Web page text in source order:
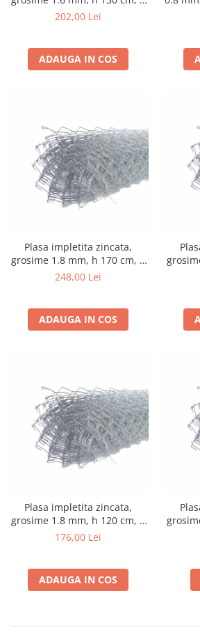
Telemetru
Nivela laser
Freze electrice
Mașini electrice de șlefuit / polișat
Mixer electric
Polizor de banc
Masini de gaurit
Masini de debitat metal
Cosuri si pubele
1000 cm, gri
202,00 Lei
ADAUGA IN COS
Plasa impletita zincata,
grosime 1.8 mm, h 170 cm, L
1000 cm, gri
248,00 Lei
ADAUGA IN COS
Plasa impletita zincata,
grosime 1.8 mm, h 120 cm, L
1000 cm, gri
176,00 Lei
ADAUGA IN COS